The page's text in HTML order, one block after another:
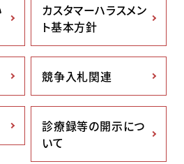
カスタマーハラスメン
ト基本方針
競争入札関連
診療録等の開示につ
いて